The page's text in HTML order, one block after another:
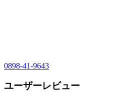
0898-41-9643
ユーザーレビュー